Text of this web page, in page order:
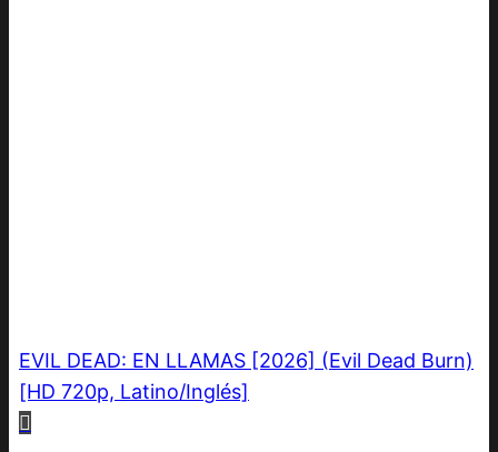
EVIL DEAD: EN LLAMAS [2026] (Evil Dead Burn)
[HD 720p, Latino/Inglés]